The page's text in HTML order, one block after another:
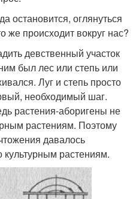
остановится, оглянуться
же происходит вокруг нас?
девственный участок
был лес или степь или
Луг и степь просто
необходимый шаг.
растения-аборигены не
растениям. Поэтому
давалось
растениям.